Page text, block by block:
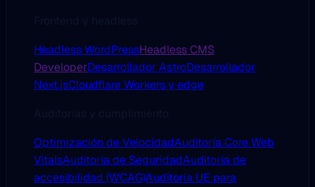
Headless WordPressHeadless CMS
DeveloperDesarrollador AstroDesarrollador
Next.jsCloudflare Workers y edge
Optimización de VelocidadAuditoría Core Web
VitalsAuditoría de SeguridadAuditoría de
accesibilidad (WCAG)Auditoría UE para